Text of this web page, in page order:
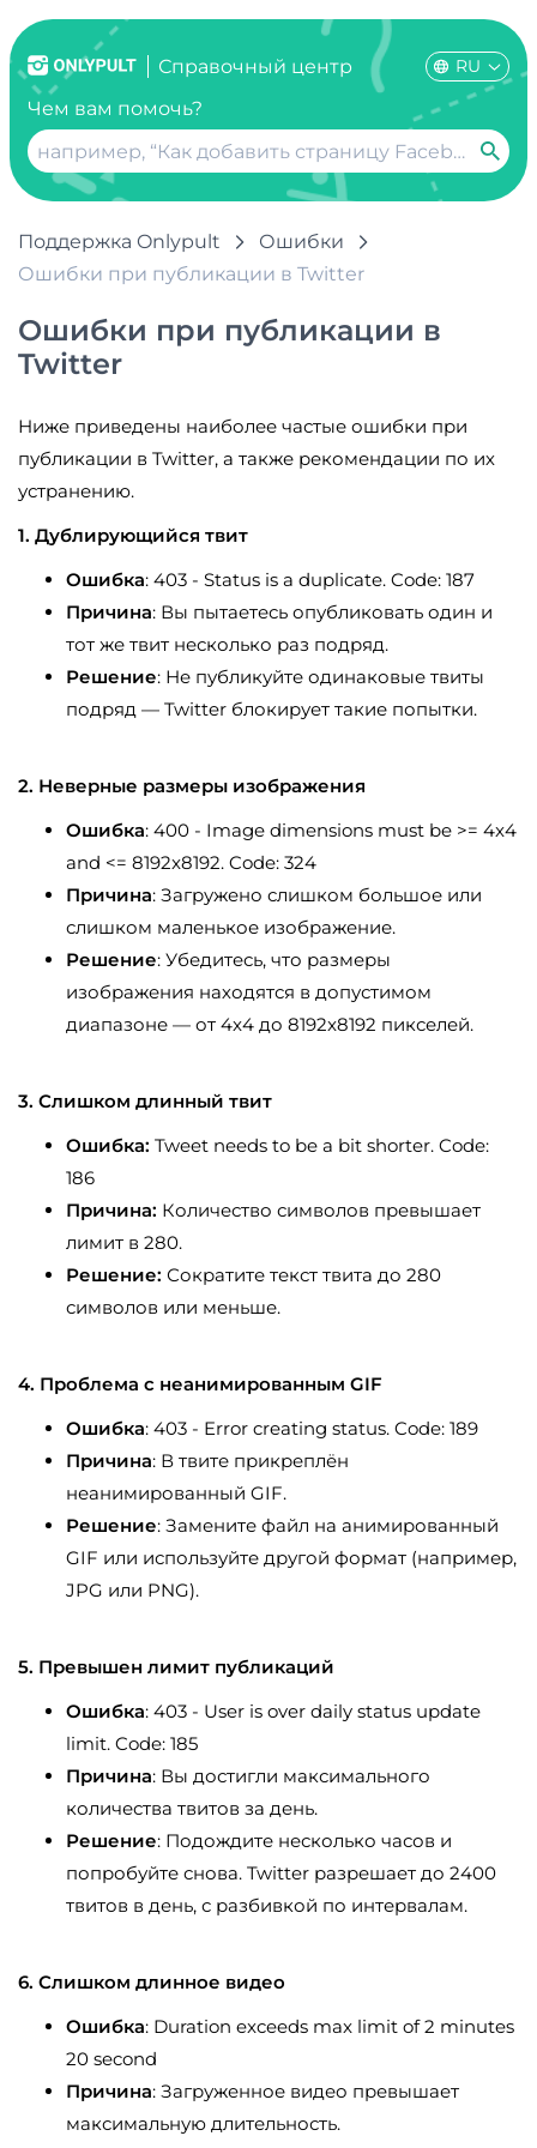
Справочный центр RU
Чем вам помочь?
Поддержка Onlypult
Ошибки
Ошибки при публикации в Twitter
Ошибки при публикации в
Twitter
Ниже приведены наиболее частые ошибки при
публикации в Twitter, а также рекомендации по их
устранению.
1. Дублирующийся твит
Ошибка: 403 - Status is a duplicate. Code: 187
Причина: Вы пытаетесь опубликовать один и
тот же твит несколько раз подряд.
Решение: Не публикуйте одинаковые твиты
подряд — Twitter блокирует такие попытки.
2. Неверные размеры изображения
Ошибка: 400 - Image dimensions must be >= 4x4
and <= 8192x8192. Code: 324
Причина: Загружено слишком большое или
слишком маленькое изображение.
Решение: Убедитесь, что размеры
изображения находятся в допустимом
диапазоне — от 4x4 до 8192x8192 пикселей.
3. Слишком длинный твит
Ошибка: Tweet needs to be a bit shorter. Code:
186
Причина: Количество символов превышает
лимит в 280.
Решение: Сократите текст твита до 280
символов или меньше.
4. Проблема с неанимированным GIF
Ошибка: 403 - Error creating status. Code: 189
Причина: В твите прикреплён
неанимированный GIF.
Решение: Замените файл на анимированный
GIF или используйте другой формат (например,
JPG или PNG).
5. Превышен лимит публикаций
Ошибка: 403 - User is over daily status update
limit. Code: 185
Причина: Вы достигли максимального
количества твитов за день.
Решение: Подождите несколько часов и
попробуйте снова. Twitter разрешает до 2400
твитов в день, с разбивкой по интервалам.
6. Слишком длинное видео
Ошибка: Duration exceeds max limit of 2 minutes
20 second
Причина: Загруженное видео превышает
максимальную длительность.